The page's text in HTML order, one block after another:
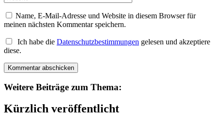
Name, E-Mail-Adresse und Website in diesem Browser für
meinen nächsten Kommentar speichern.
Ich habe die Datenschutzbestimmungen gelesen und akzeptiere
diese.
Weitere Beiträge zum Thema:
Kürzlich veröffentlicht